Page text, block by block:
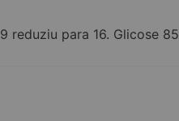
reduziu para 16. Glicose 85